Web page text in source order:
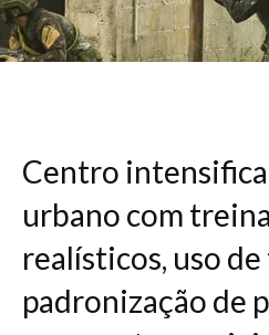
Centro
urbano com
realísticos, uso
padronização de